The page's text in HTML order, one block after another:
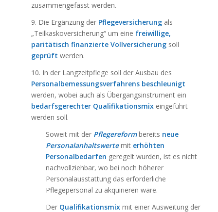
zusammengefasst werden.
9. Die Ergänzung der Pflegeversicherungals
„Teilkaskoversicherung“ um eine freiwillige,
paritätisch finanzierte Vollversicherungsoll
geprüft werden.
10. In der Langzeitpflege soll der Ausbau des
Personalbemessungsverfahrens beschleunigt
werden, wobei auch als Übergangsinstrument ein
bedarfsgerechter Qualifikationsmixeingeführt
werden soll.
Soweit mit der Pflegereform bereits neue
Personalanhaltswertemit erhöhten
Personalbedarfen geregelt wurden, ist es nicht
nachvollziehbar, wo bei noch höherer
Personalausstattung das erforderliche
Pflegepersonal zu akquirieren wäre.
Der Qualifikationsmixmit einer Ausweitung der